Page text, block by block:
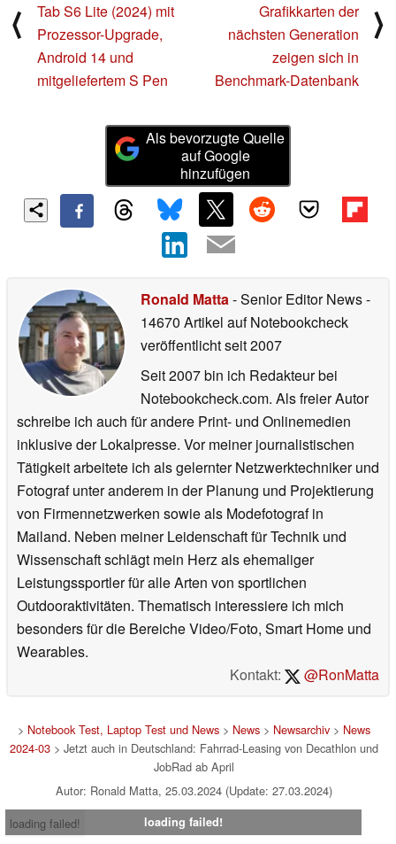
⟨
Tab S6 Lite (2024) mit
Prozessor-Upgrade,
Android 14 und
mitgeliefertem S Pen
Grafikkarten der
nächsten Generation
zeigen sich in
Benchmark-Datenbank
⟩
Als bevorzugte Quelle
auf Google
hinzufügen
Ronald Matta- Senior Editor News-
14670 Artikel auf Notebookcheck
veröffentlichtseit 2007
Seit 2007 bin ich Redakteur bei
Notebookcheck.com. Als freier Autor
schreibe ich auch für andere Print- und Onlinemedien
inklusive der Lokalpresse. Vor meiner journalistischen
Tätigkeit arbeitete ich als gelernter Netzwerktechniker und
Fotograf unter anderem in der Planung und Projektierung
von Firmennetzwerken sowie als Modefotograf in
Mailand. Neben meiner Leidenschaft für Technik und
Wissenschaft schlägt mein Herz als ehemaliger
Leistungssportler für alle Arten von sportlichen
Outdooraktivitäten. Thematisch interessiere ich mich
besonders für die Bereiche Video/Foto, Smart Home und
Wearables.
Kontakt:
@RonMatta
> Notebook Test, Laptop Test und News> News> Newsarchiv> News
2024-03> Jetzt auch in Deutschland: Fahrrad-Leasing von Decathlon und
JobRad ab April
Autor: Ronald Matta, 25.03.2024 (Update: 27.03.2024)
loading failed!
loading failed!